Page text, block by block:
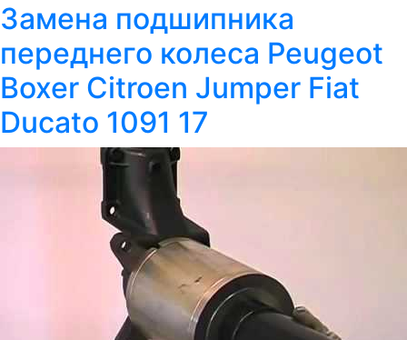
Замена подшипника
переднего колеса Peugeot
Boxer Citroen Jumper Fiat
Ducato 1091 17